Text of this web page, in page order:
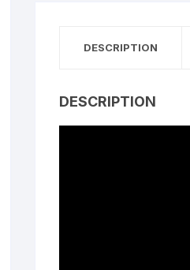
DESCRIPTION
DESCRIPTION